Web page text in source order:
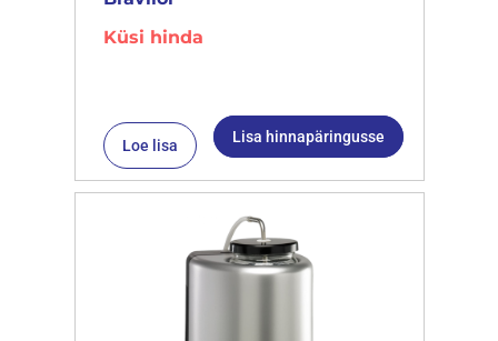
Küsi hinda
Loe lisa Lisa hinnapäringusse